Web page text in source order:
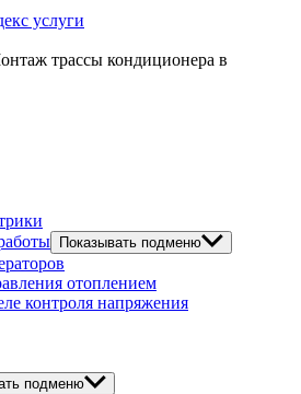
услуги
трассы кондиционера в
Показывать подменю
отоплением
контроля напряжения
подменю